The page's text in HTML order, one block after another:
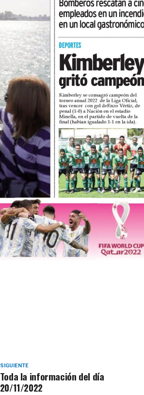
SIGUIENTE
Toda la información del día
20/11/2022